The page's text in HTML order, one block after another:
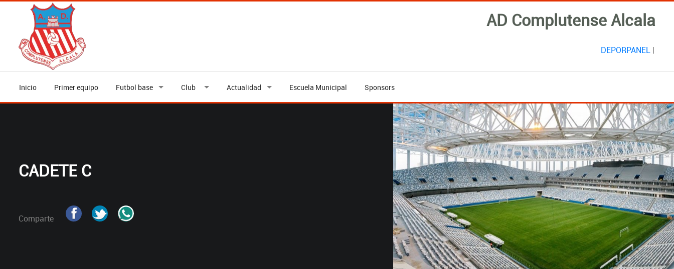
AD Complutense Alcala
DEPORPANEL|
Inicio Primer equipo Futbol base Club Actualidad Escuela Municipal Sponsors
CADETE C
Comparte